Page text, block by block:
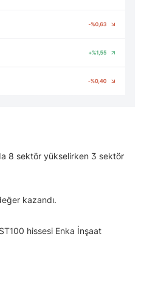
8 sektör yükselirken 3 sektör
kazandı.
hissesi Enka İnşaat